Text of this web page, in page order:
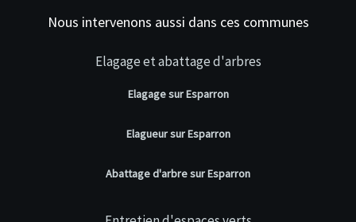
Nous intervenons aussi dans ces communes
Elagage et abattage d'arbres
Elagage sur Esparron
Elagueur sur Esparron
Abattage d'arbre sur Esparron